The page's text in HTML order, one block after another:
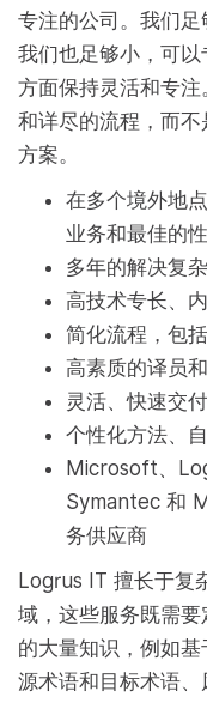
专注的公司。我们足
我们也足够小，可
方面保持灵活和专
和详尽的流程，而
方案。
在多个境外地
业务和最佳的
多年的解决复
高技术专长、
简化流程，包
高素质的译员
灵活、快速交
个性化方法、
Microsoft、
Symantec 和
务供应商
Logrus IT 擅长于复
域，这些服务既需
的大量知识，例如基
源术语和目标术语、